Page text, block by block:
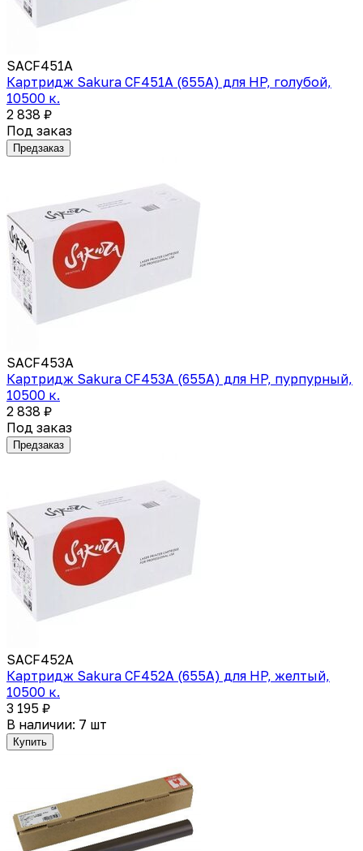
SACF451A
Картридж Sakura CF451A (655A) для HP, голубой,
10500 к.
2 838 ₽
Под заказ
Предзаказ
SACF453A
Картридж Sakura CF453A (655A) для HP, пурпурный,
10500 к.
2 838 ₽
Под заказ
Предзаказ
SACF452A
Картридж Sakura CF452A (655A) для HP, желтый,
10500 к.
3 195 ₽
В наличии: 7 шт
Купить